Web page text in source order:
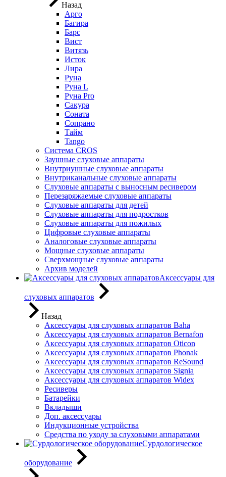
Назад
Арго
Багира
Барс
Вист
Витязь
Исток
Лира
Руна
Руна L
Руна Pro
Сакура
Соната
Сопрано
Тайм
Tango
Система CROS
Заушные слуховые аппараты
Внутриушные слуховые аппараты
Внутриканальные слуховые аппараты
Слуховые аппараты с выносным ресивером
Перезаряжаемые слуховые аппараты
Слуховые аппараты для детей
Слуховые аппараты для подростков
Слуховые аппараты для пожилых
Цифровые слуховые аппараты
Аналоговые слуховые аппараты
Мощные слуховые аппараты
Сверхмощные слуховые аппараты
Архив моделей
Аксессуары для
слуховых аппаратов
Назад
Аксессуары для слуховых аппаратов Baha
Аксессуары для слуховых аппаратов Bernafon
Аксессуары для слуховых аппаратов Oticon
Аксессуары для слуховых аппаратов Phonak
Аксессуары для слуховых аппаратов ReSound
Аксессуары для слуховых аппаратов Signia
Аксессуары для слуховых аппаратов Widex
Ресиверы
Батарейки
Вкладыши
Доп. аксессуары
Индукционные устройства
Средства по уходу за слуховыми аппаратами
Сурдологическое
оборудование